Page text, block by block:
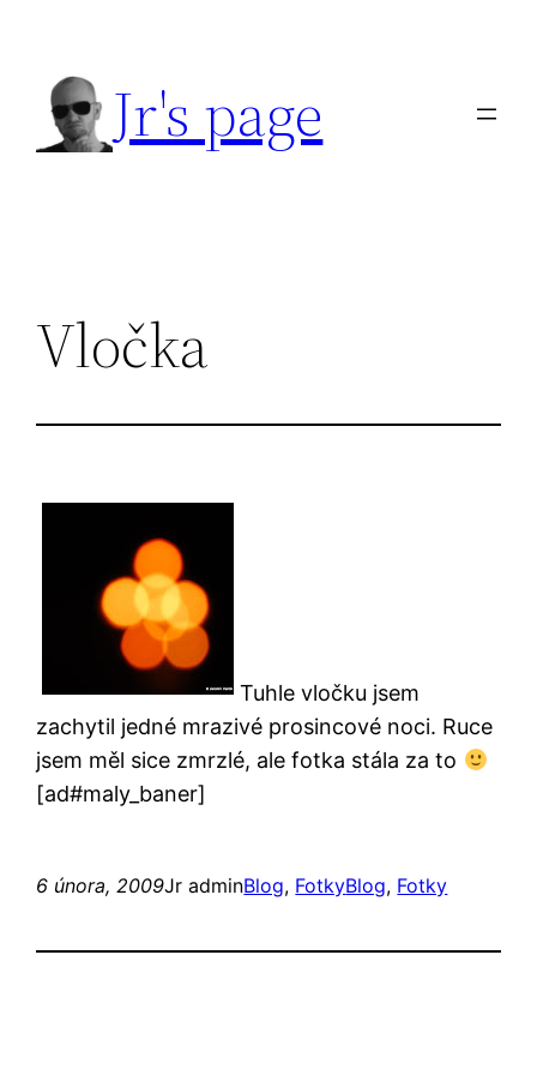
obsah
Jr's page
Vločka
Tuhle vločku jsem
zachytil jedné mrazivé prosincové noci. Ruce
jsem měl sice zmrzlé, ale fotka stála za to
[ad#maly_baner]
6 února, 2009Jr adminBlog, FotkyBlog, Fotky